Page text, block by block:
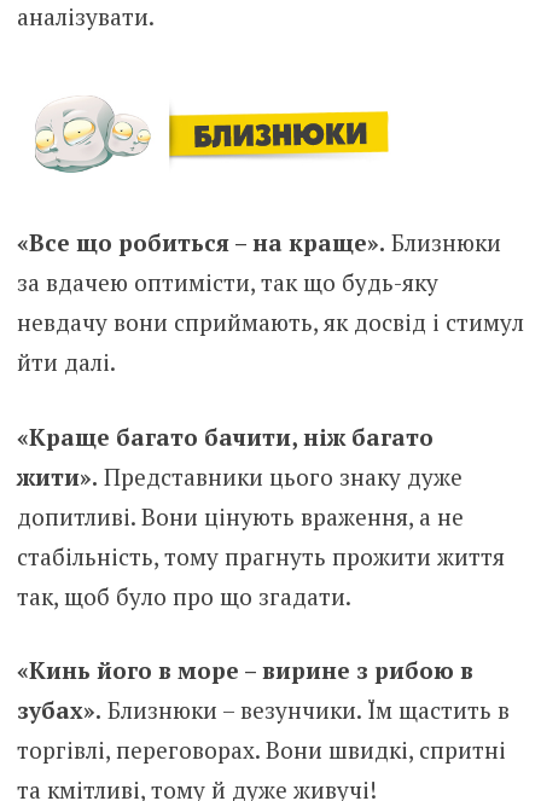
аналізувати.
«Все що робиться – на краще». Близнюки
за вдачею оптимісти, так що будь-яку
невдачу вони сприймають, як досвід і стимул
йти далі.
«Краще багато бачити, ніж багато
жити». Представники цього знаку дуже
допитливі. Вони цінують враження, а не
стабільність, тому прагнуть прожити життя
так, щоб було про що згадати.
«Кинь його в море – вирине з рибою в
зубах». Близнюки – везунчики. Їм щастить в
торгівлі, переговорах. Вони швидкі, спритні
та кмітливі, тому й дуже живучі!